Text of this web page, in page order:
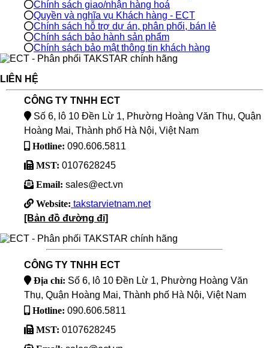
Chính sách giao/nhận hàng hoá
Quyền và nghĩa vụ Khách hàng - ECT
Chính sách hỗ trợ dự án, phân phối, bán lẻ
Chính sách bảo hành sản phẩm
Chính sách bảo mật thông tin khách hàng
LIÊN HỆ
CÔNG TY TNHH ECT
Số 6, lô 10 Đền Lừ 1, Phường Hoàng Văn Thụ, Quận
Hoàng Mai, Thành phố Hà Nội, Việt Nam
Hotline: 090.606.5811
MST: 0107628245
Email: sales@ect.vn
Website: takstarvietnam.net
[Bản đồ đường đi]
CÔNG TY TNHH ECT
Địa chỉ: Số 6, lô 10 Đền Lừ 1, Phường Hoàng Văn
Thụ, Quận Hoàng Mai, Thành phố Hà Nội, Việt Nam
Hotline: 090.606.5811
MST: 0107628245